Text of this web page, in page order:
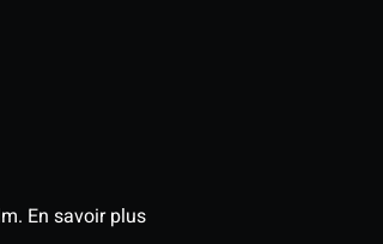
En savoir plus